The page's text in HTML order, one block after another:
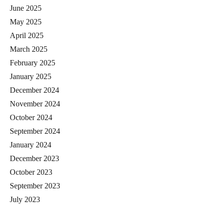
June 2025
May 2025
April 2025
March 2025
February 2025
January 2025
December 2024
November 2024
October 2024
September 2024
January 2024
December 2023
October 2023
September 2023
July 2023